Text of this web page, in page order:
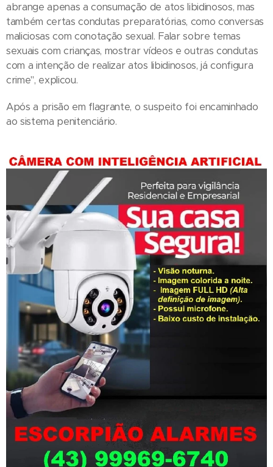
abrange apenas a consumação de atos libidinosos, mas
também certas condutas preparatórias, como conversas
maliciosas com conotação sexual. Falar sobre temas
sexuais com crianças, mostrar vídeos e outras condutas
com a intenção de realizar atos libidinosos, já configura
crime", explicou.
Após a prisão em flagrante, o suspeito foi encaminhado
ao sistema penitenciário.